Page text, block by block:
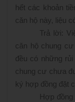
hết các khoản
căn hộ này, liệu
Trả lời:
căn hộ chung
đều có những
chung cư chưa
ký hợp đồng đặt
Hợp